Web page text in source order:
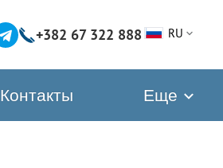
+382 67 322 888 RU
Контакты Еще